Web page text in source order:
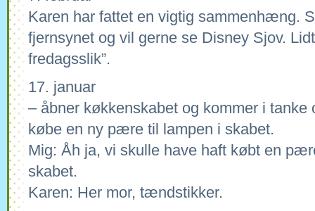
Karen har fattet en vigtig sammenhæng.
fjernsynet og vil gerne se Disney Sjov.
fredagsslik”.
17. januar
– åbner køkkenskabet og kommer i tanke
købe en ny pære til lampen i skabet.
Mig: Åh ja, vi skulle have haft købt en
skabet.
Karen: Her mor, tændstikker.